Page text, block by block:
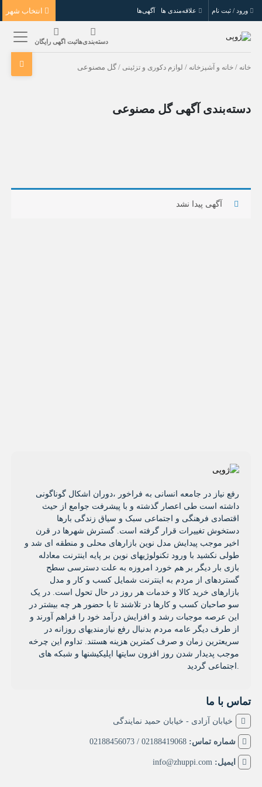
ورود / ثبت نام علاقه‌مندی ها آگهی‌ها
دسته‌بندی‌هاثبت اگهی رایگان
خانه /خانه و آشپزخانه / لوازم دکوری و تزئینی / گل مصنوعی
دسته‌بندی آگهی گل مصنوعی
آگهی پیدا نشد
رفع نیاز در جامعه انسانی به فراخور ،دوران اشکال گوناگونی
داشته است طی اعصار گذشته و با پیشرفت جوامع از حیث
اقتصادی فرهنگی و اجتماعی سبک و سیاق زندگی بارها
دستخوش تغییرات قرار گرفته است. گسترش شهرها در قرن
اخیر موجب پیدایش مدل نوین بازارهای محلی و منطقه ای شد و
طولی نکشید با ورود تکنولوژیهای نوین بر پایه اینترنت معادله
بازی بار دیگر بر هم خورد امروزه به علت دسترسی سطح
گستردهای از مردم به اینترنت شمایل کسب و کار و مدل
بازارهای خرید کالا و خدمات هر روز در حال تحول است. در یک
سو صاحبان کسب و کارها در تلاشند تا با حضور هر چه بیشتر در
این عرصه موجبات رشد و افزایش درآمد خود را فراهم آورند و
از طرف دیگر عامه مردم بدنبال رفع نیازمندیهای روزانه در
سریعترین زمان و صرف کمترین هزینه هستند. تداوم این چرخه
موجب پدیدار شدن روز افزون سایتها اپلیکیشنها و شبکه های
اجتماعی گردید.
تماس با ما
خیابان آزادی - خیابان حمید نمایندگی
شماره تماس:02188419068 / 02188456073
ایمیل:info@zhuppi.com